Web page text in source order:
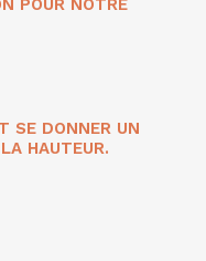
POUR NOTRE
SE DONNER UN
HAUTEUR.